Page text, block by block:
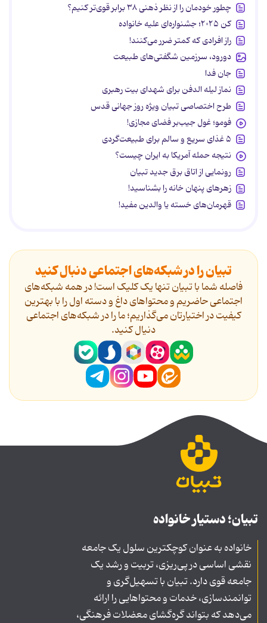
چطور خودمان را از نظر ذهنی ۳۸ برابر قوی‌تر کنیم؟
کن ۲۰۲۵؛ جشنواره‌ای علیه خانواده
راز افرادی که کمتر ضرر می‌کنند!
دورود، سرزمین شگفتی‌های طبیعت
جان فدا
نماز لیله الدفن برای شهدای بیت رهبری
طرح اختصاصی تبیان ویژه روز جهانی قدس
فومو؛ غول جیب‌بر فضای مجازی!
۵ غذای سریع و سالم برای طبیعت‌گردی
نتیجه حمله آمریکا به ایران چیست؟
رونمایی از اتاق برق جدید تبیان
زهرهای پنهان خانه را بشناسید!
قهرمان‌های خسته یا والدین مفید!
تبیان را در شبکه‌های اجتماعی دنبال کنید
فاصله شما با تبیان تنها یک کلیک است! در همه شبکه‌های
اجتماعی حاضریم و محتواهای داغ و دسته اول را با بهترین
کیفیت در اختیارتان می‌گذاریم؛ ما را در شبکه‌های اجتماعی
دنیال کنید.
تبیان؛ دستیار خانواده
خانواده به عنوان کوچکترین سلول یک جامعه
نقشی اساسی در پی‌ریزی، تربیت و رشد یک
جامعه قوی دارد. تبیان با تسهیل‌گری و
توانمندسازی، خدمات و محتواهایی را ارائه
می‌دهد که بتواند گره‌گشای معضلات فرهنگی،